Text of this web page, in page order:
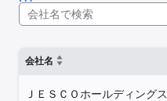
会社名
ＪＥＳＣＯホールディングス